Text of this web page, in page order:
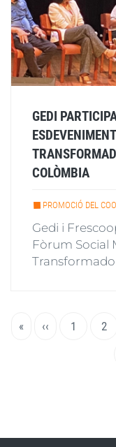
GEDI
COLÒMBIA
PROMOCIÓ DEL
Gedi i
Fòrum Social
Paginació
Primera
«
Pàgina
‹‹ Page
1 2